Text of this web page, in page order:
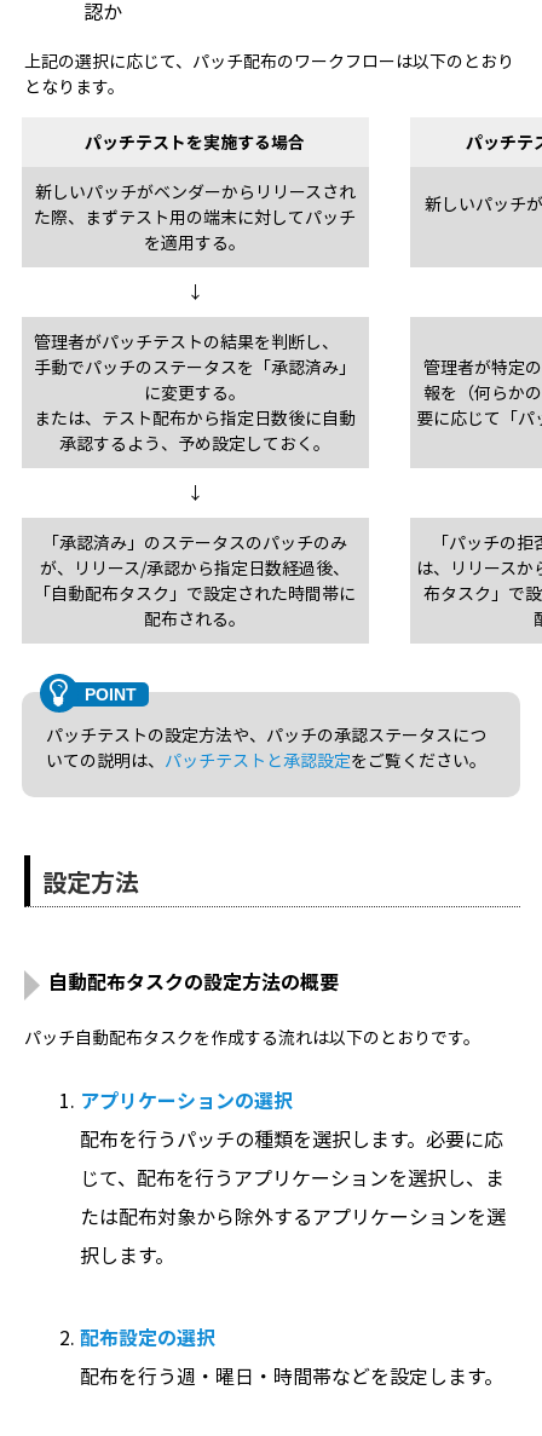
認か
上記の選択に応じて、パッチ配布のワークフローは以下のとおり
となります。
パッチテストを実施する場合 パッチテ
新しいパッチがベンダーからリリースされ
た際、まずテスト用の端末に対してパッチ
を適用する。
新しいパッチ
↓
管理者がパッチテストの結果を判断し、
手動でパッチのステータスを「承認済み」
に変更する。
または、テスト配布から指定日数後に自動
承認するよう、予め設定しておく。
管理者が特定
報を（何らか
要に応じて「パ
↓
「承認済み」のステータスのパッチのみ
が、リリース/承認から指定日数経過後、
「自動配布タスク」で設定された時間帯に
配布される。
「パッチの
は、リリース
布タスク」で
パッチテストの設定方法や、パッチの承認ステータスにつ
いての説明は、 パッチテストと承認設定をご覧ください。
設定方法
自動配布タスクの設定方法の概要
パッチ自動配布タスクを作成する流れは以下のとおりです。
アプリケーションの選択
配布を行うパッチの種類を選択します。必要に応
じて、配布を行うアプリケーションを選択し、ま
たは配布対象から除外するアプリケーションを選
択します。
配布設定の選択
配布を行う週・曜日・時間帯などを設定します。